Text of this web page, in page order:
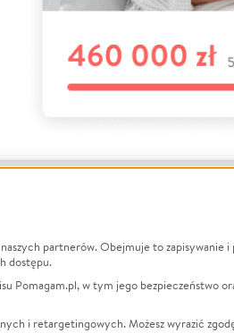
Zbieraj na
Leczenie
Zwierzęta
partnerów. Obejmuje to
dostępu.
Pomagam.pl, w tym jego bezpieczeństwo
i retargetingowych. Możesz wyrazić